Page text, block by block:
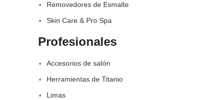
Removedores de Esmalte
Skin Care & Pro Spa
Profesionales
Accesorios de salón
Herramientas de Titanio
Limas